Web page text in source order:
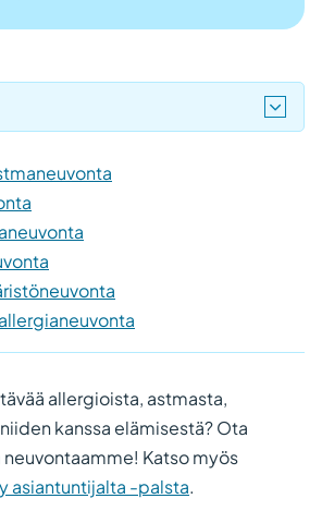
allergioista, astmasta,
kanssa elämisestä? Ota
Katso myös
asiantuntijalta -palsta.